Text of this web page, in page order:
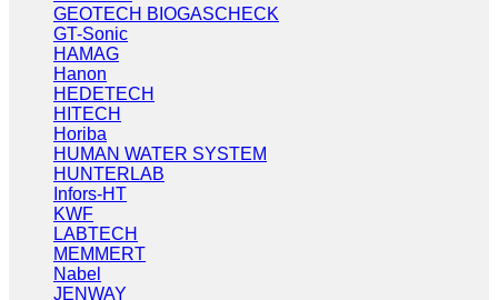
GEOTECH BIOGASCHECK
GT-Sonic
HAMAG
Hanon
HEDETECH
HITECH
Horiba
HUMAN WATER SYSTEM
HUNTERLAB
Infors-HT
KWF
LABTECH
MEMMERT
Nabel
JENWAY